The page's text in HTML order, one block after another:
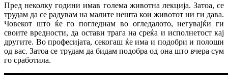
Пред неколку години имав голема животна лекција. Затоа, се
трудам да се радувам на малите нешта кои животот ни ги дава.
Човекот што ќе го погледнам во огледалото, негувајќи ги
своите вредности, да остави трага на среќа и исполнетост кај
другите. Во професијата, секогаш ќе има и подобри и полоши
од вас. Затоа се трудам да бидам подобра од она што вчера сум
го сработила.